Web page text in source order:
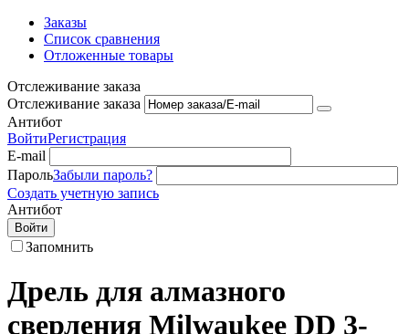
Заказы
Список сравнения
Отложенные товары
Отслеживание заказа
Отслеживание заказа
Антибот
ВойтиРегистрация
E-mail
ПарольЗабыли пароль?
Создать учетную запись
Антибот
Войти
Запомнить
Дрель для алмазного
сверления Milwaukee DD 3-